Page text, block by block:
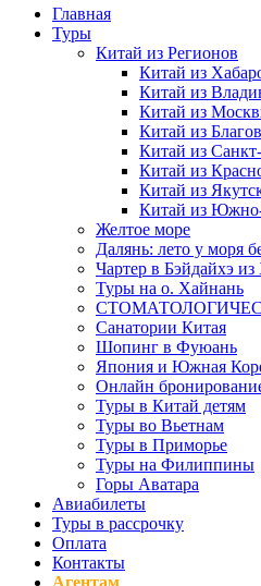
Главная
Туры
Китай из Регионов
Китай из
Китай из
Китай из
Китай из
Китай из
Китай из
Китай из
Китай из
Желтое море
Далянь: лето у моря
Чартер в Бэйдайхэ из
Туры на о. Хайнань
Санатории Китая
Шопинг в Фуюань
Япония и Южная
Онлайн
Туры в Китай детям
Туры во Вьетнам
Туры в Приморье
Туры на Филиппины
Горы Аватара
Авиабилеты
Туры в рассрочку
Оплата
Контакты
Агентам